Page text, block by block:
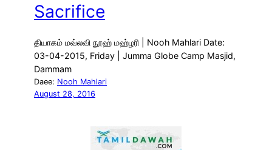
Sacrifice
தியாகம் மவ்லவி நூஹ் மஹ்ழரி | Nooh Mahlari Date:
03-04-2015, Friday | Jumma Globe Camp Masjid,
Dammam
Daee: Nooh Mahlari
August 28, 2016